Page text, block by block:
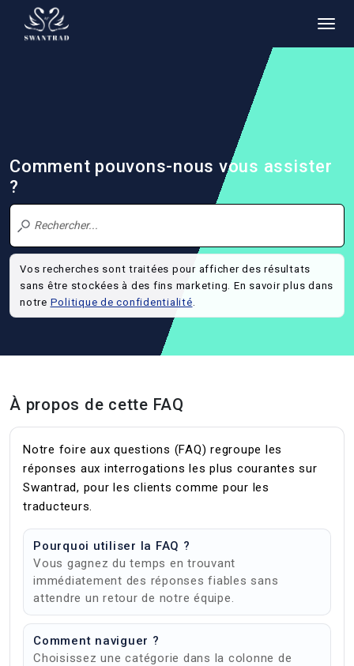
Comment pouvons-nous vous assister
?
Vos recherches sont traitées pour afficher des résultats
sans être stockées à des fins marketing. En savoir plus dans
notre Politique de confidentialité.
À propos de cette FAQ
Notre foire aux questions (FAQ) regroupe les
réponses aux interrogations les plus courantes sur
Swantrad, pour les clients comme pour les
traducteurs.
Pourquoi utiliser la FAQ ?
Vous gagnez du temps en trouvant
immédiatement des réponses fiables sans
attendre un retour de notre équipe.
Comment naviguer ?
Choisissez une catégorie dans la colonne de